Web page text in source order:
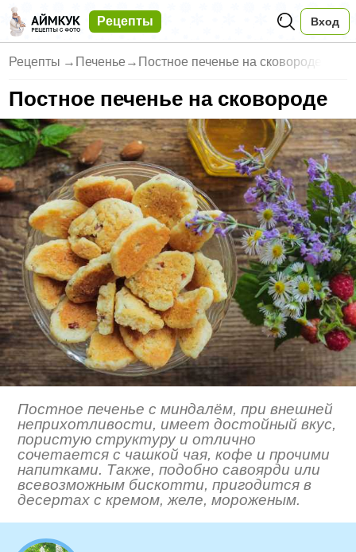
Рецепты Вход
Рецепты → Печенье → Постное печенье на сковороде
Постное печенье на сковороде
Постное печенье с миндалём, при внешней
неприхотливости, имеет достойный вкус,
пористую структуру и отлично
сочетается с чашкой чая, кофе и прочими
напитками. Также, подобно савоярди или
всевозможным бискотти, пригодится в
десертах с кремом, желе, мороженым.